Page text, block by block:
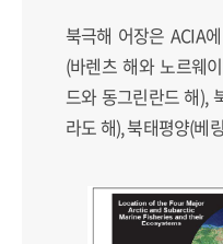
북극해 어장은 ACIA
(바렌츠 해와 노르웨
드와 동그린란드 해),
라도 해), 북태평양(베